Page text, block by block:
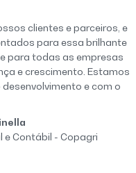
clientes e parceiros, e
para essa brilhante
para todas as empresas
e crescimento. Estamos
e com o
e Contábil - Copagri